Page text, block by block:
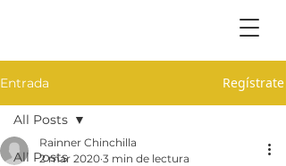
Entrada Regístrate
All Posts
All Posts
Rainner Chinchilla
2 mar 2020 3 min de lectura